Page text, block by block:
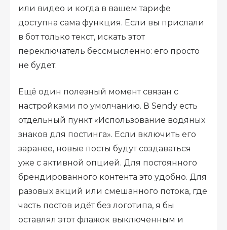
или видео и когда в вашем тарифе
доступна сама функция. Если вы прислали
в бот только текст, искать этот
переключатель бессмысленно: его просто
не будет.
Ещё один полезный момент связан с
настройками по умолчанию. В Sendy есть
отдельный пункт «Использование водяных
знаков для постинга». Если включить его
заранее, новые посты будут создаваться
уже с активной опцией. Для постоянного
брендированного контента это удобно. Для
разовых акций или смешанного потока, где
часть постов идёт без логотипа, я бы
оставлял этот флажок выключенным и